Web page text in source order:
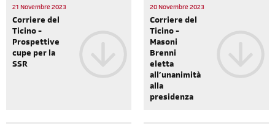
21 Novembre 2023
Corriere del
Ticino -
Prospettive
cupe per la
SSR
20 Novembre 2023
Corriere del
Ticino -
Masoni
Brenni
eletta
all’unanimità
alla
presidenza